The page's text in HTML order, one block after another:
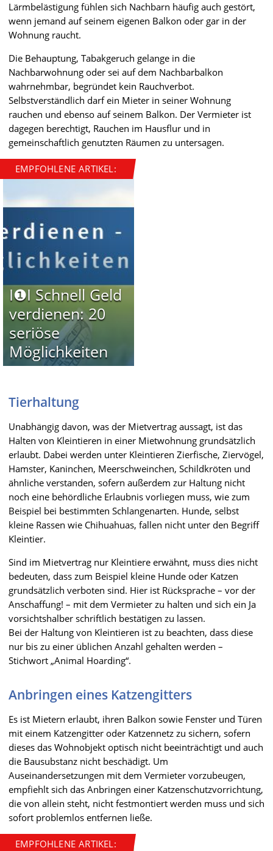
Lärmbelästigung fühlen sich Nachbarn häufig auch gestört,
wenn jemand auf seinem eigenen Balkon oder gar in der
Wohnung raucht.
Die Behauptung, Tabakgeruch gelange in die
Nachbarwohnung oder sei auf dem Nachbarbalkon
wahrnehmbar, begründet kein Rauchverbot.
Selbstverständlich darf ein Mieter in seiner Wohnung
rauchen und ebenso auf seinem Balkon. Der Vermieter ist
dagegen berechtigt, Rauchen im Hausflur und in
gemeinschaftlich genutzten Räumen zu untersagen.
EMPFOHLENE ARTIKEL:
I❶I Schnell Geld
verdienen: 20
seriöse
Möglichkeiten
Tierhaltung
Unabhängig davon, was der Mietvertrag aussagt, ist das
Halten von Kleintieren in einer Mietwohnung grundsätzlich
erlaubt. Dabei werden unter Kleintieren Zierfische, Ziervögel,
Hamster, Kaninchen, Meerschweinchen, Schildkröten und
ähnliche verstanden, sofern außerdem zur Haltung nicht
noch eine behördliche Erlaubnis vorliegen muss, wie zum
Beispiel bei bestimmten Schlangenarten. Hunde, selbst
kleine Rassen wie Chihuahuas, fallen nicht unter den Begriff
Kleintier.
Sind im Mietvertrag nur Kleintiere erwähnt, muss dies nicht
bedeuten, dass zum Beispiel kleine Hunde oder Katzen
grundsätzlich verboten sind. Hier ist Rücksprache – vor der
Anschaffung! – mit dem Vermieter zu halten und sich ein Ja
vorsichtshalber schriftlich bestätigen zu lassen.
Bei der Haltung von Kleintieren ist zu beachten, dass diese
nur bis zu einer üblichen Anzahl gehalten werden –
Stichwort „Animal Hoarding“.
Anbringen eines Katzengitters
Es ist Mietern erlaubt, ihren Balkon sowie Fenster und Türen
mit einem Katzengitter oder Katzennetz zu sichern, sofern
dieses das Wohnobjekt optisch nicht beeinträchtigt und auch
die Bausubstanz nicht beschädigt. Um
Auseinandersetzungen mit dem Vermieter vorzubeugen,
empfiehlt sich das Anbringen einer Katzenschutzvorrichtung,
die von allein steht, nicht festmontiert werden muss und sich
sofort problemlos entfernen ließe.
EMPFOHLENE ARTIKEL: